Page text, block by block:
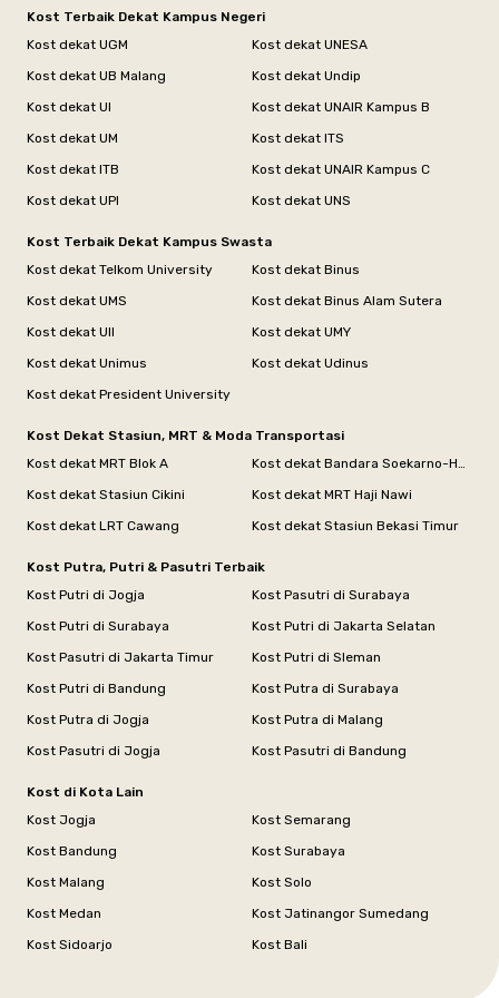
Kost Terbaik Dekat Kampus Negeri
Kost dekat UGM
Kost dekat UNESA
Kost dekat UB Malang
Kost dekat Undip
Kost dekat UI
Kost dekat UNAIR Kampus B
Kost dekat UM
Kost dekat ITS
Kost dekat ITB
Kost dekat UNAIR Kampus C
Kost dekat UPI
Kost dekat UNS
Kost Terbaik Dekat Kampus Swasta
Kost dekat Telkom University
Kost dekat Binus
Kost dekat UMS
Kost dekat Binus Alam Sutera
Kost dekat UII
Kost dekat UMY
Kost dekat Unimus
Kost dekat Udinus
Kost dekat President University
Kost Dekat Stasiun, MRT & Moda Transportasi
Kost dekat MRT Blok A
Kost dekat Bandara Soekarno-Hatta
Kost dekat Stasiun Cikini
Kost dekat MRT Haji Nawi
Kost dekat LRT Cawang
Kost dekat Stasiun Bekasi Timur
Kost Putra, Putri & Pasutri Terbaik
Kost Putri di Jogja
Kost Pasutri di Surabaya
Kost Putri di Surabaya
Kost Putri di Jakarta Selatan
Kost Pasutri di Jakarta Timur
Kost Putri di Sleman
Kost Putri di Bandung
Kost Putra di Surabaya
Kost Putra di Jogja
Kost Putra di Malang
Kost Pasutri di Jogja
Kost Pasutri di Bandung
Kost di Kota Lain
Kost Jogja
Kost Semarang
Kost Bandung
Kost Surabaya
Kost Malang
Kost Solo
Kost Medan
Kost Jatinangor Sumedang
Kost Sidoarjo
Kost Bali